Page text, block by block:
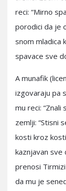
reci: “Mirno
porodici da je
snom mladica
spavace sve
A munafik
izgovaraju pa
mu reci:
zemlji: “Stisni
kosti kroz
kaznjavan sve
prenosi
da mu je